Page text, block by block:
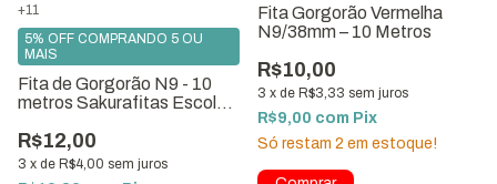
Fita de Gorgorão N9 - 10
metros Sakurafitas Escolha
R$12,00
3 x de R$4,00 sem juros
5% OFF COMPRANDO 5 OU
MAIS
+11
Fita Gorgorão Vermelha
N9/38mm – 10 Metros
R$10,00
3 x de R$3,33 sem juros
R$9,00 com Pix
Só restam 2 em estoque!